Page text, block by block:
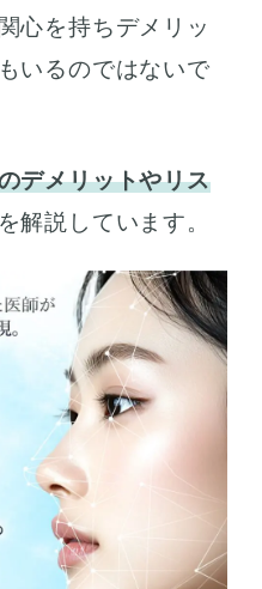
心を持ちデメリッ
いるのではないで
デメリットやリス
解説しています。